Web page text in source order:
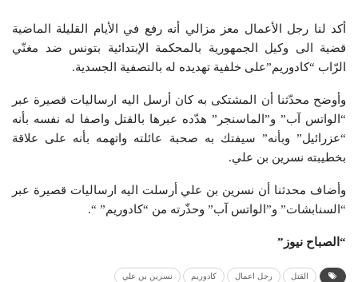
أكد لنا رجل الأعمال معز مزالي أنه رفع في الأيام القليلة الماضية
قضية الى وكيل الجمهورية بالمحكمة الإبتدائية بتونس ضد مغنّي
الرّاب “كادوريم”على خلفية تهديده له بالتصفية الجسدية.
وأوضح محدّثنا أن المشتكى به كان أرسل اليه ارساليات قصيرة عبر
“الواتس آب” و”الماسنجر” هدّده عبرها بالقتل واصفا له نفسه بأنه
“عزرائيل” وبأنه” سيفتك به صحبة عائلته واتهمه بأنه على علاقة
بخطيبته نسرين بن علي.
وأضاف محدثنا أن نسرين بن علي أرسلت اليه ارساليات قصيرة عبر
“السنابشات” و”الواتس آب” وحذّرته من “كادوريم” “.
“الصباح نيوز”
القتل رجل اعمال كادوريم نسرين بن علي